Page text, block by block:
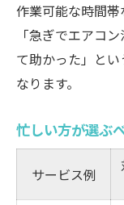
作業可能な時間
「急ぎでエアコ
て助かった」と
なります。
忙しい方が選ぶ
サービス例